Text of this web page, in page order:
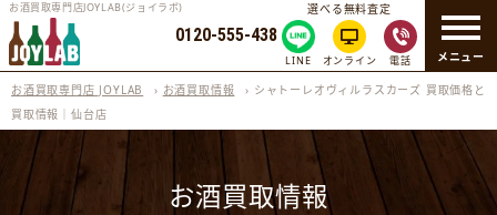
メニュー
お酒買取専門店JOYLAB(ジョイラボ)
0120-555-438
選べる無料査定
LINE オンライン 電話
お酒買取専門店 JOYLAB › お酒買取情報 › シャトーレオヴィルラスカーズ 買取価格と
買取情報｜仙台店
お酒買取情報